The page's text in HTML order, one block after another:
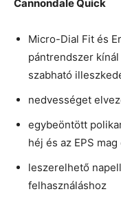
Cannondale Quick
Micro-Dial Fit és
pántrendszer
szabható
nedvességet
egybeöntött
héj és az EPS
leszerelhető
felhasználáshoz